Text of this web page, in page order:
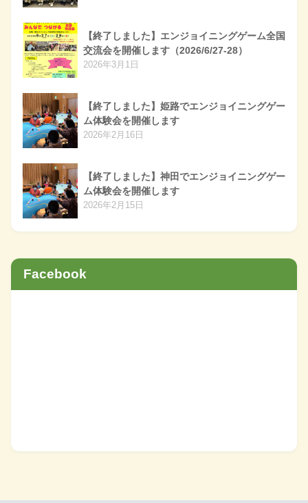
【終了しました】エンジョイニングゲーム全国
交流会を開催します（2026/6/27-28）
2026年3月1日
【終了しました】姫路でエンジョイニングゲー
ム体験会を開催します
2026年2月16日
【終了しました】神田でエンジョイニングゲー
ム体験会を開催します
2026年2月15日
Facebook